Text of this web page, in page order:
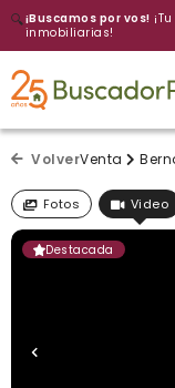
🔍¡Buscamos por vos!
inmobiliarias!
VolverVenta
Fotos Video
Destacada